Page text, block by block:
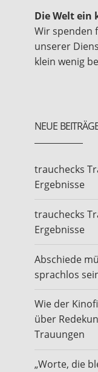
Die Welt ein
Wir spenden
unserer
klein wenig
NEUE
trauchecks
Ergebnisse
trauchecks
Ergebnisse
Abschiede
sprachlos
Wie der
über
Trauungen
„Worte, die